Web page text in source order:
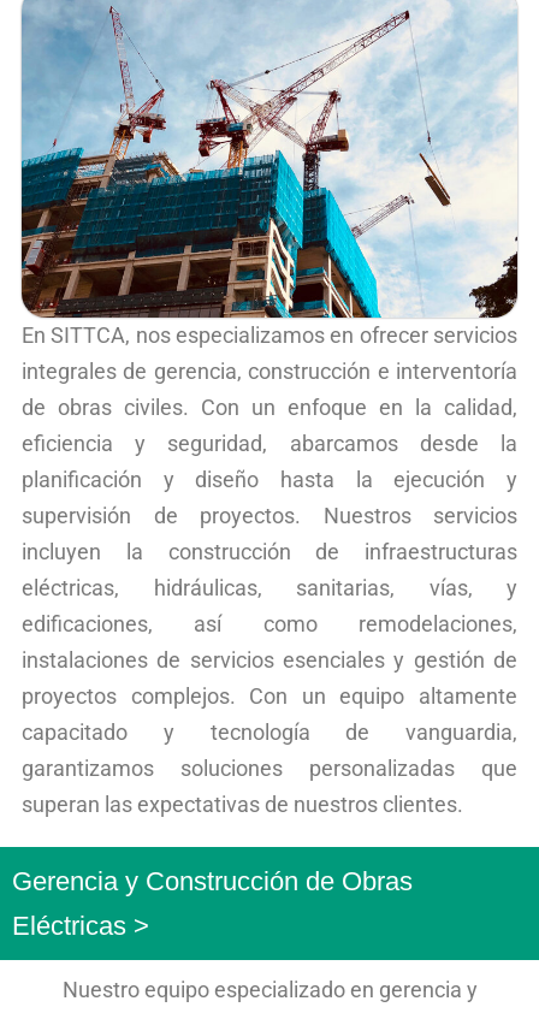
En SITTCA, nos especializamos en ofrecer servicios
integrales de gerencia, construcción e interventoría
de obras civiles. Con un enfoque en la calidad,
eficiencia y seguridad, abarcamos desde la
planificación y diseño hasta la ejecución y
supervisión de proyectos. Nuestros servicios
incluyen la construcción de infraestructuras
eléctricas, hidráulicas, sanitarias, vías, y
edificaciones, así como remodelaciones,
instalaciones de servicios esenciales y gestión de
proyectos complejos. Con un equipo altamente
capacitado y tecnología de vanguardia,
garantizamos soluciones personalizadas que
superan las expectativas de nuestros clientes.
Gerencia y Construcción de Obras
Eléctricas >
Nuestro equipo especializado en gerencia y